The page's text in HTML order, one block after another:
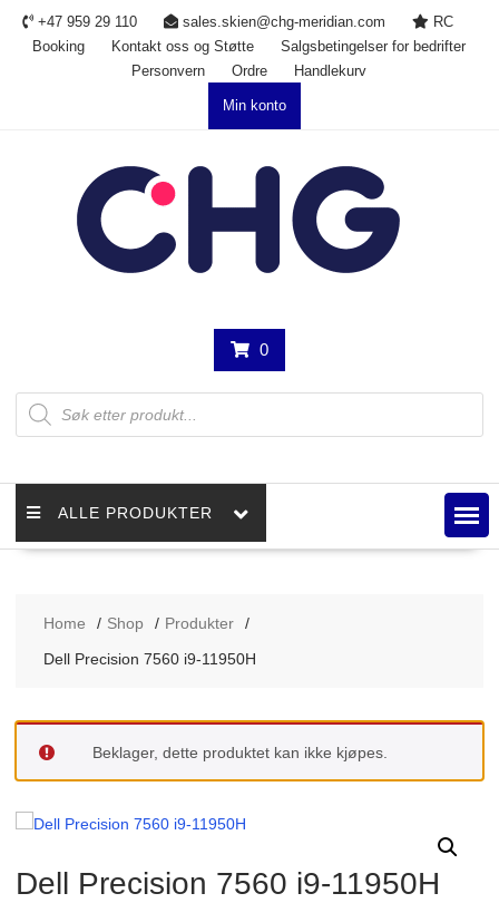
Skip
+47 959 29 110 sales.skien@chg-meridian.com
RC
Booking
Kontakt oss og Støtte
Salgsbetingelser for bedrifter
Personvern
Ordre Handlekurv
Min konto
0
Products
search
ALLE PRODUKTER
Home Shop
Produkter
Dell Precision 7560 i9-11950H
Beklager, dette produktet kan ikke kjøpes.
Dell Precision 7560 i9-11950H